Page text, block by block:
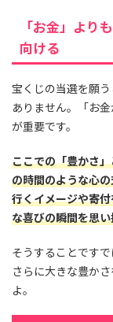
「お金」より
向ける
宝くじの当選を願
ありません。「お
が重要です。
ここでの「豊かさ
の時間のような心
行くイメージや寄
な喜びの瞬間を思
そうすることです
さらに大きな豊か
よ。